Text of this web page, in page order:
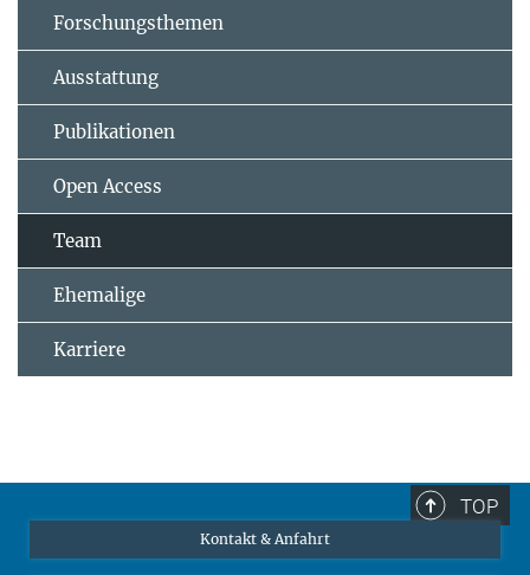
Forschungsthemen
Ausstattung
Publikationen
Open Access
Team
Ehemalige
Karriere
TOP
Kontakt & Anfahrt